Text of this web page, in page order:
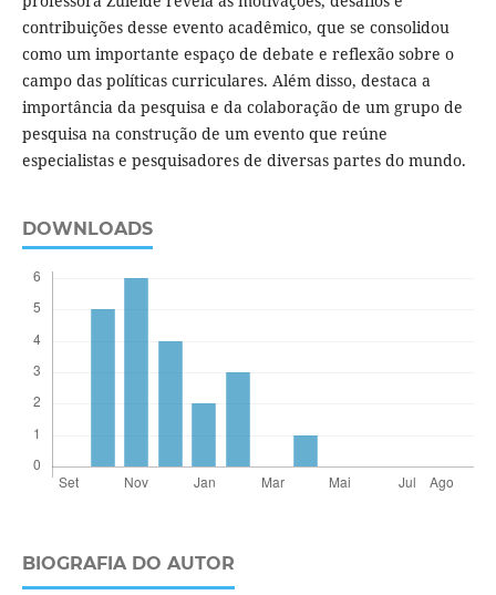
contribuições desse evento acadêmico, que se consolidou
como um importante espaço de debate e reflexão sobre o
campo das políticas curriculares. Além disso, destaca a
importância da pesquisa e da colaboração de um grupo de
pesquisa na construção de um evento que reúne
especialistas e pesquisadores de diversas partes do mundo.
DOWNLOADS
BIOGRAFIA DO AUTOR